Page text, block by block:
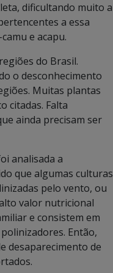
dificultando muito a
a essa
e acapu.
do Brasil.
o desconhecimento
Muitas plantas
citadas. Falta
ainda precisam ser
analisada a
que algumas culturas
pelo vento, ou
valor nutricional
e consistem em
Então,
desaparecimento de